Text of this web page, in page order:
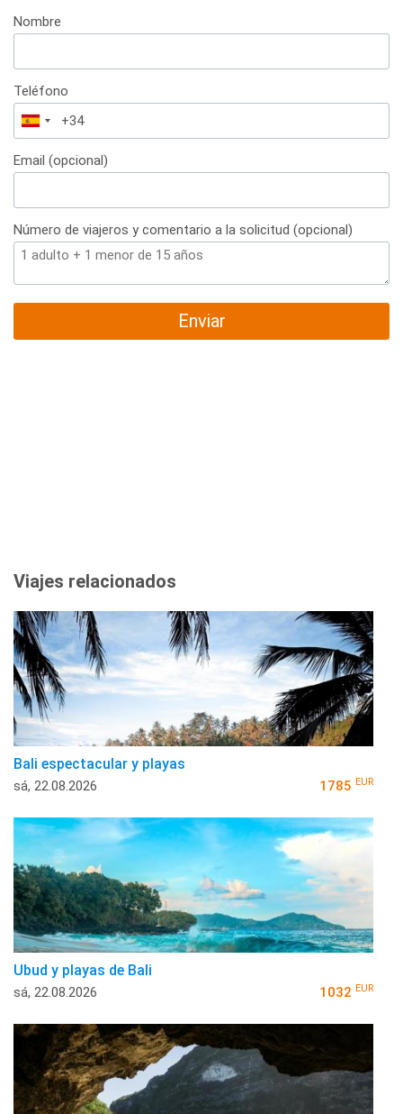
Nombre
Teléfono
España
+34
Email (opcional)
Número de viajeros y comentario a la solicitud (opcional)
Enviar
Viajes relacionados
Bali espectacular y playas
sá, 22.08.2026 1785 EUR
Ubud y playas de Bali
sá, 22.08.2026 1032 EUR